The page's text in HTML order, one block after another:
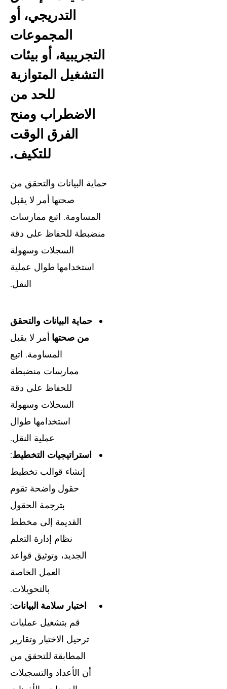
التدريجي، أو
المجموعات
التجريبية، أو بيئات
التشغيل المتوازية
للحد من
الاضطراب ومنح
الفرق الوقت
للتكيف.
حماية البيانات والتحقق من
صحتها أمر لا يقبل
المساومة. اتبع ممارسات
منضبطة للحفاظ على دقة
السجلات وسهولة
استخدامها طوال عملية
النقل.
حماية البيانات والتحقق
من صحتها أمر لا يقبل
المساومة. اتبع
ممارسات منضبطة
للحفاظ على دقة
السجلات وسهولة
استخدامها طوال
عملية النقل.
استراتيجيات التخطيط:
إنشاء قوالب تخطيط
حقول واضحة تقوم
بترجمة الحقول
القديمة إلى مخطط
نظام إدارة التعلم
الجديد، وتوثيق قواعد
العمل الخاصة
بالتحويلات.
اختبار سلامة البيانات:
قم بتشغيل عمليات
ترحيل الاختبار وتقارير
المطابقة للتحقق من
أن الأعداد والتسجيلات